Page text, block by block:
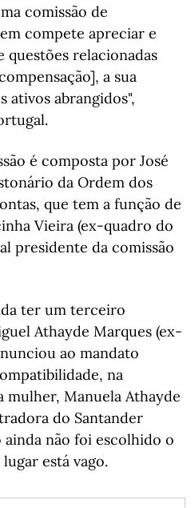
comissão de
compete apreciar e
relacionadas
a sua
ativos abrangidos",
é composta por José
da Ordem dos
que tem a função de
Vieira (ex-quadro do
presidente da comissão
ter um terceiro
Athayde Marques (ex-
ao mandato
na
mulher, Manuela Athayde
do Santander
não foi escolhido o
está vago.